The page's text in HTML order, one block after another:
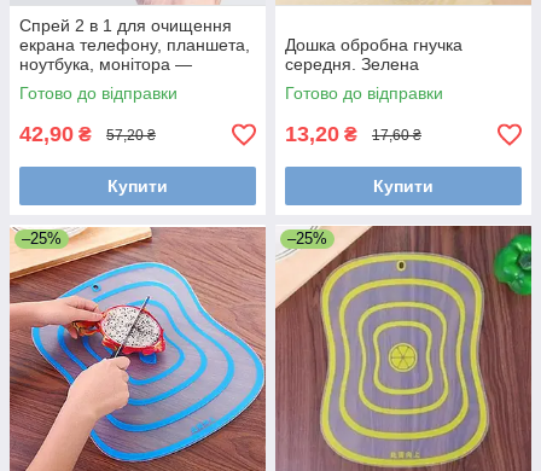
Спрей 2 в 1 для очищення
екрана телефону, планшета,
ноутбука, монітора —
дезінфікуючий, all-in-one
screen. Сірий
Готово до відправки
42,90 ₴ 57,20 ₴
Купити
Дошка обробна гнучка
середня. Зелена
Готово до відправки
13,20 ₴ 17,60 ₴
Купити
–25% –25%